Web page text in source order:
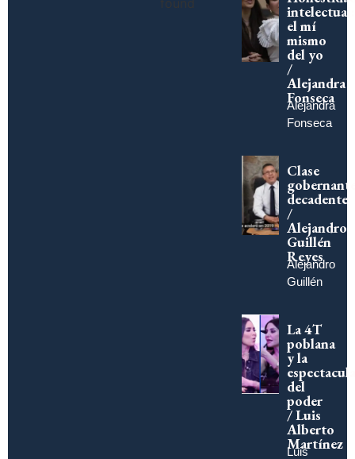
intelectual:
el mí
mismo
del yo
/
Alejandra
Fonseca
Alejandra
Fonseca
Clase
decadente
/
Alejandro
Guillén
Reyes
Alejandro
Guillén
La 4T
poblana
y la
del
poder
/ Luis
Alberto
Martínez
Luis